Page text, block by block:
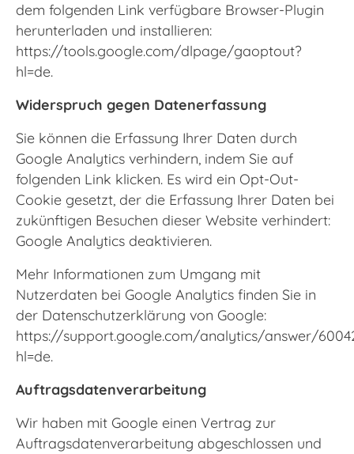
dem folgenden Link verfügbare Browser-Plugin
herunterladen und installieren:
https://tools.google.com/dlpage/gaoptout?
hl=de.
Widerspruch gegen Datenerfassung
Sie können die Erfassung Ihrer Daten durch
Google Analytics verhindern, indem Sie auf
folgenden Link klicken. Es wird ein Opt-Out-
Cookie gesetzt, der die Erfassung Ihrer Daten bei
zukünftigen Besuchen dieser Website verhindert:
Google Analytics deaktivieren.
Mehr Informationen zum Umgang mit
Nutzerdaten bei Google Analytics finden Sie in
der Datenschutzerklärung von Google:
https://support.google.com/analytics/answer/
hl=de.
Auftragsdatenverarbeitung
Wir haben mit Google einen Vertrag zur
Auftragsdatenverarbeitung abgeschlossen und